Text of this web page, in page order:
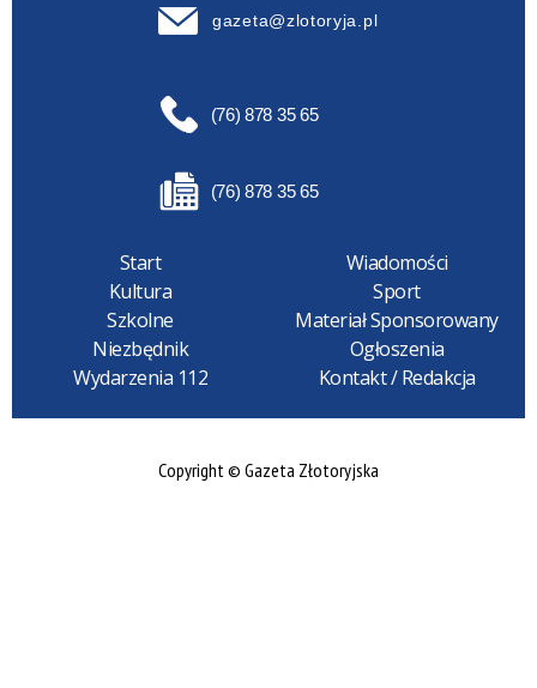
gazeta@zlotoryja.pl
(76) 878 35 65
(76) 878 35 65
Start
Wiadomości
Kultura
Sport
Szkolne
Materiał Sponsorowany
Niezbędnik
Ogłoszenia
Wydarzenia 112
Kontakt / Redakcja
Copyright © Gazeta Złotoryjska